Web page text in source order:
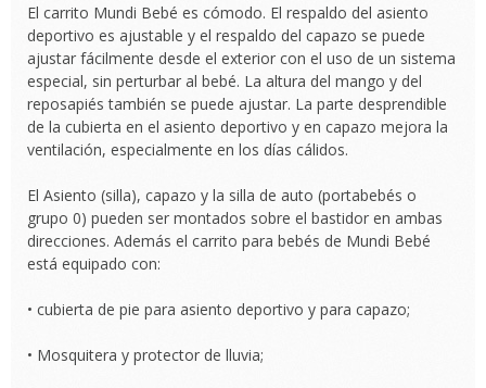
El carrito Mundi Bebé es cómodo. El respaldo del asiento
deportivo es ajustable y el respaldo del capazo se puede
ajustar fácilmente desde el exterior con el uso de un sistema
especial, sin perturbar al bebé. La altura del mango y del
reposapiés también se puede ajustar. La parte desprendible
de la cubierta en el asiento deportivo y en capazo mejora la
ventilación, especialmente en los días cálidos.
El Asiento (silla), capazo y la silla de auto (portabebés o
grupo 0) pueden ser montados sobre el bastidor en ambas
direcciones. Además el carrito para bebés de Mundi Bebé
está equipado con:
• cubierta de pie para asiento deportivo y para capazo;
• Mosquitera y protector de lluvia;